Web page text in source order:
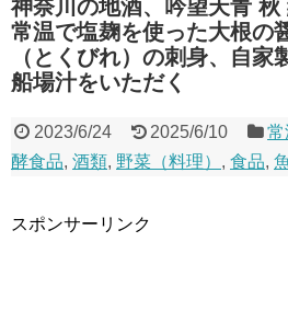
神奈川の地酒、吟望天青
常温で塩麹を使った大根の
（とくびれ）の刺身、自家
船場汁をいただく
2023/6/24 2025/6/10 常
酵食品, 酒類, 野菜（料理） , 食品,
スポンサーリンク